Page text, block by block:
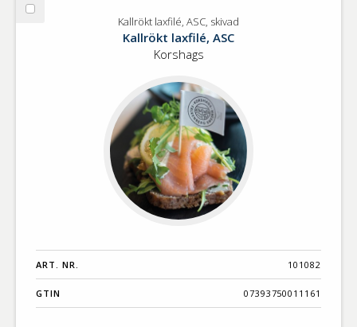
Välj
Kallrökt laxfilé, ASC, skivad
Kallrökt laxfilé, ASC
Korshags
ART. NR. 101082
GTIN 07393750011161